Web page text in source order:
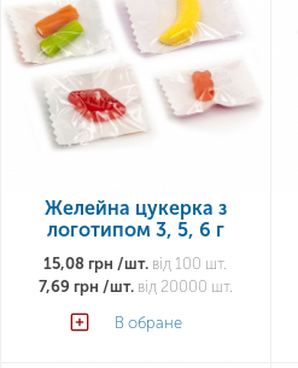
Желейна цукерка з
логотипом 3, 5, 6 г
15,08 грн /шт. від 100 шт.
7,69 грн /шт.від 20000 шт.
В обране